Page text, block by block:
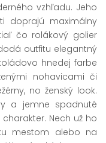
vzhľadu. Jeho
doprajú maximálny
čo rolákový golier
outfitu elegantný
hnedej farbe
nohavicami či
no ženský look.
a jemne spadnuté
Nech už ho
mestom alebo na